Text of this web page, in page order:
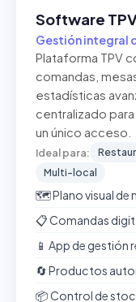
Software
Gestión integral
Plataforma TPV
comandas,
estadísticas
centralizado
un único acceso.
Ideal para:
Multi-local
🗺️ Plano visual de
📋 Comandas
📱 App de gestión
🔄 Productos
📦 Control de